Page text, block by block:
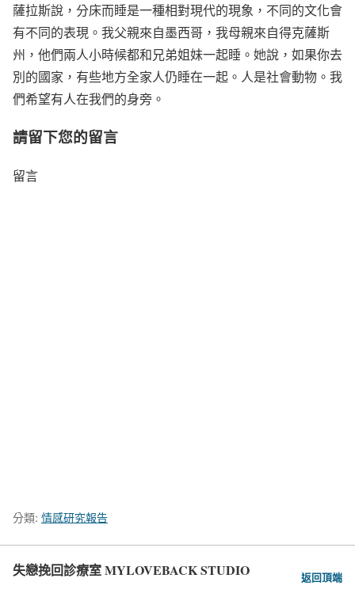
薩拉斯說，分床而睡是一種相對現代的現象，不同的文化會
有不同的表現。我父親來自墨西哥，我母親來自得克薩斯
州，他們兩人小時候都和兄弟姐妹一起睡。她說，如果你去
別的國家，有些地方全家人仍睡在一起。人是社會動物。我
們希望有人在我們的身旁。
請留下您的留言
留言
分類: 情感研究報告
失戀挽回診療室 MYLOVEBACK STUDIO 返回頂端